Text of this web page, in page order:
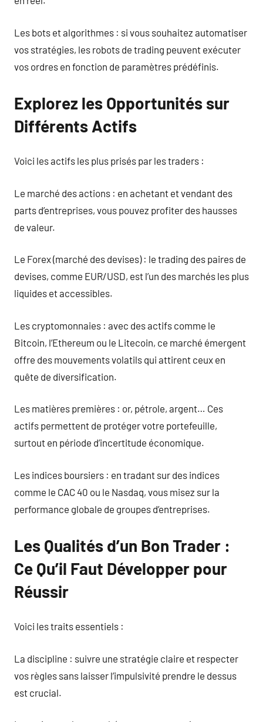
Les bots et algorithmes : si vous souhaitez automatiser
vos stratégies, les robots de trading peuvent exécuter
vos ordres en fonction de paramètres prédéfinis.
Explorez les Opportunités sur
Différents Actifs
Voici les actifs les plus prisés par les traders :
Le marché des actions : en achetant et vendant des
parts d’entreprises, vous pouvez profiter des hausses
de valeur.
Le Forex (marché des devises) : le trading des paires de
devises, comme EUR/USD, est l’un des marchés les plus
liquides et accessibles.
Les cryptomonnaies : avec des actifs comme le
Bitcoin, l’Ethereum ou le Litecoin, ce marché émergent
offre des mouvements volatils qui attirent ceux en
quête de diversification.
Les matières premières : or, pétrole, argent… Ces
actifs permettent de protéger votre portefeuille,
surtout en période d’incertitude économique.
Les indices boursiers : en tradant sur des indices
comme le CAC 40 ou le Nasdaq, vous misez sur la
performance globale de groupes d’entreprises.
Les Qualités d’un Bon Trader :
Ce Qu’il Faut Développer pour
Réussir
Voici les traits essentiels :
La discipline : suivre une stratégie claire et respecter
vos règles sans laisser l’impulsivité prendre le dessus
est crucial.